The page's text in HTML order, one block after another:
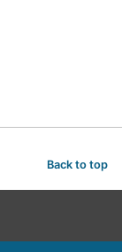
Back to top